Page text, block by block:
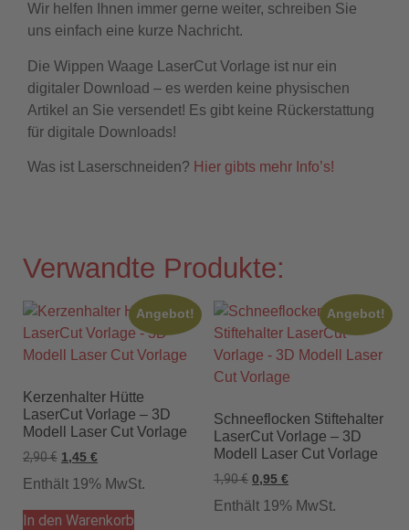
Wir helfen Ihnen immer gerne weiter, schreiben Sie
uns einfach eine kurze Nachricht.
Die Wippen Waage LaserCut Vorlage ist nur ein
digitaler Download – es werden keine physischen
Artikel an Sie versendet! Es gibt keine Rückerstattung
für digitale Downloads!
Was ist Laserschneiden? Hier gibts mehr Info’s!
Verwandte Produkte:
Angebot!
Kerzenhalter Hütte
LaserCut Vorlage – 3D
Modell Laser Cut Vorlage
2,90€ 1,45 €
Enthält 19% MwSt.
In den Warenkorb
Angebot!
Schneeflocken Stiftehalter
LaserCut Vorlage – 3D
Modell Laser Cut Vorlage
1,90€ 0,95 €
Enthält 19% MwSt.